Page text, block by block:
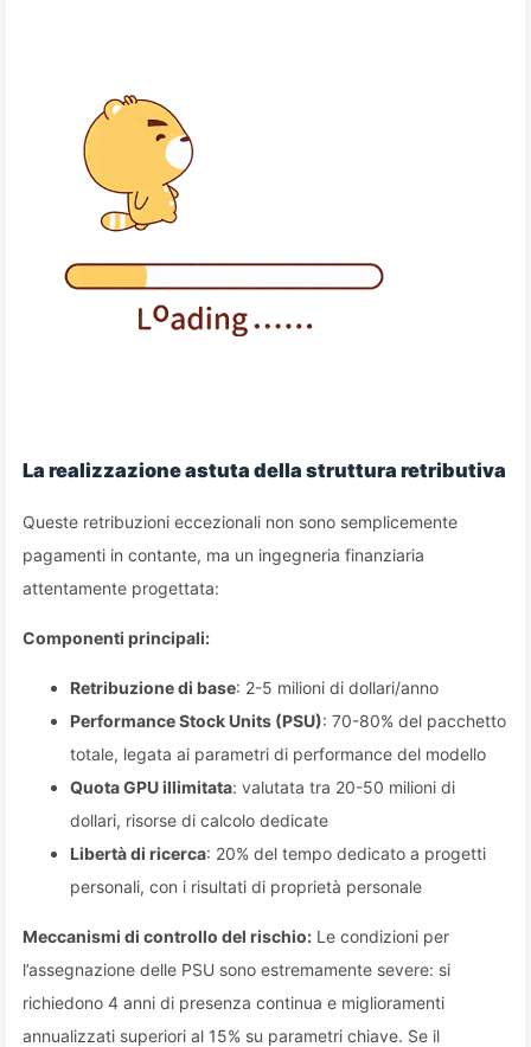
La realizzazione astuta della struttura retributiva
Queste retribuzioni eccezionali non sono semplicemente
pagamenti in contante, ma un ingegneria finanziaria
attentamente progettata:
Componenti principali:
Retribuzione di base: 2-5 milioni di dollari/anno
Performance Stock Units (PSU): 70-80% del pacchetto
totale, legata ai parametri di performance del modello
Quota GPU illimitata: valutata tra 20-50 milioni di
dollari, risorse di calcolo dedicate
Libertà di ricerca: 20% del tempo dedicato a progetti
personali, con i risultati di proprietà personale
Meccanismi di controllo del rischio: Le condizioni per
l’assegnazione delle PSU sono estremamente severe: si
richiedono 4 anni di presenza continua e miglioramenti
annualizzati superiori al 15% su parametri chiave. Se il